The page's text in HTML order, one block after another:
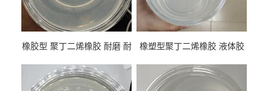
橡胶型 聚丁二烯橡胶 耐磨 耐
性
橡塑型聚丁二烯橡胶 液体胶
专用